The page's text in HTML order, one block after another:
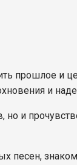
прошлое и
и
и
песен,